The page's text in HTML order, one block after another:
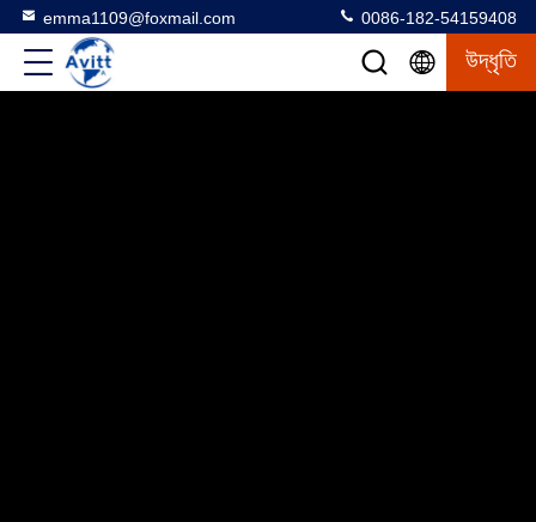
emma1109@foxmail.com 0086-182-54159408
উদ্ধৃতি